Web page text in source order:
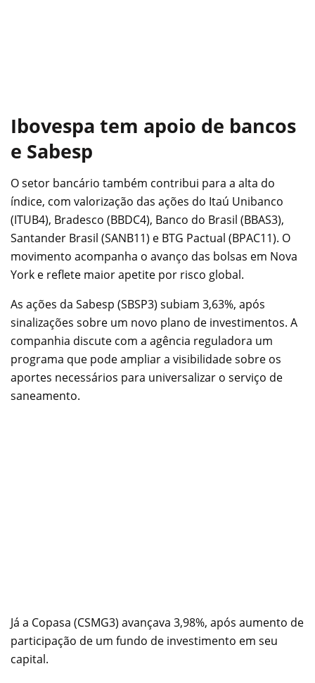
Ibovespa tem apoio de bancos
e Sabesp
O setor bancário também contribui para a alta do
índice, com valorização das ações do Itaú Unibanco
(ITUB4), Bradesco (BBDC4), Banco do Brasil (BBAS3),
Santander Brasil (SANB11) e BTG Pactual (BPAC11). O
movimento acompanha o avanço das bolsas em Nova
York e reflete maior apetite por risco global.
As ações da Sabesp (SBSP3) subiam 3,63%, após
sinalizações sobre um novo plano de investimentos. A
companhia discute com a agência reguladora um
programa que pode ampliar a visibilidade sobre os
aportes necessários para universalizar o serviço de
saneamento.
Já a Copasa (CSMG3) avançava 3,98%, após aumento de
participação de um fundo de investimento em seu
capital.